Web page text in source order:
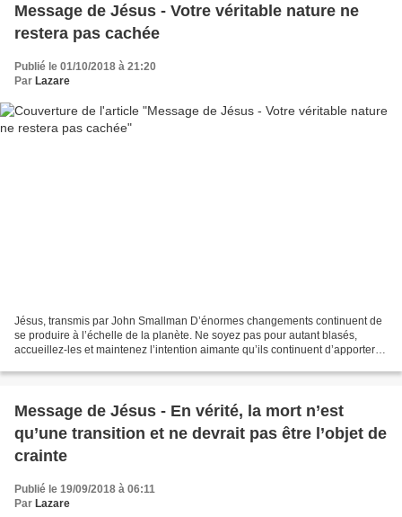
Message de Jésus - Votre véritable nature ne
restera pas cachée
Publié le 01/10/2018 à 21:20
Par Lazare
Jésus, transmis par John Smallman D’énormes changements continuent de
se produire à l’échelle de la planète. Ne soyez pas pour autant blasés,
accueillez-les et maintenez l’intention aimante qu’ils continuent d’apporter
Message de Jésus - En vérité, la mort n’est
qu’une transition et ne devrait pas être l’objet de
crainte
Publié le 19/09/2018 à 06:11
Par Lazare